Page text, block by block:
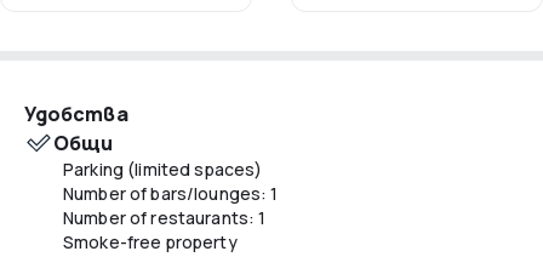
Удобства
Общи
Parking (limited spaces)
Number of bars/lounges: 1
Number of restaurants: 1
Smoke-free property